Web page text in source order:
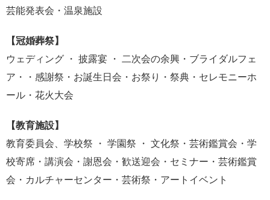
芸能発表会・温泉施設
【冠婚葬祭】
ウェディング ・ 披露宴 ・ 二次会の余興・ブライダルフェ
ア・・感謝祭・お誕生日会・お祭り・祭典・セレモニーホ
ール・花火大会
【教育施設】
教育委員会、学校祭 ・ 学園祭 ・ 文化祭・芸術鑑賞会・学
校寄席・講演会・謝恩会・歓送迎会・セミナー・芸術鑑賞
会・カルチャーセンター・芸術祭・アートイベント